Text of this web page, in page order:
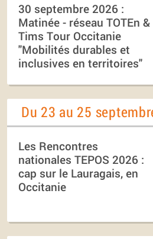
30 septembre 2026 :
Matinée - réseau TOTEn &
Tims Tour Occitanie
"Mobilités durables et
inclusives en territoires"
Du 23 au 25
Les Rencontres
nationales TEPOS 2026 :
cap sur le Lauragais, en
Occitanie